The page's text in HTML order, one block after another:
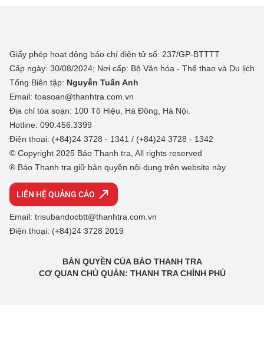
Giấy phép hoạt động báo chí điện tử số: 237/GP-BTTTT
Cấp ngày: 30/08/2024; Nơi cấp: Bộ Văn hóa - Thể thao và Du lịch
Tổng Biên tập: Nguyễn Tuấn Anh
Email: toasoan@thanhtra.com.vn
Địa chỉ tòa soạn: 100 Tô Hiệu, Hà Đông, Hà Nội.
Hotline: 090.456.3399
Điện thoại: (+84)24 3728 - 1341 / (+84)24 3728 - 1342
© Copyright 2025 Báo Thanh tra, All rights reserved
® Báo Thanh tra giữ bản quyền nội dung trên website này
LIÊN HỆ QUẢNG CÁO
Email: trisubandocbtt@thanhtra.com.vn
Điện thoại: (+84)24 3728 2019
BẢN QUYỀN CỦA BÁO THANH TRA
CƠ QUAN CHỦ QUẢN: THANH TRA CHÍNH PHỦ